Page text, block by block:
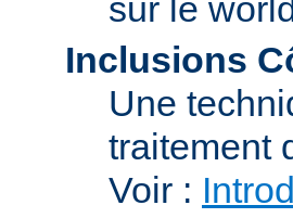
sur le
Inclusions
Une
traitement
Voir :